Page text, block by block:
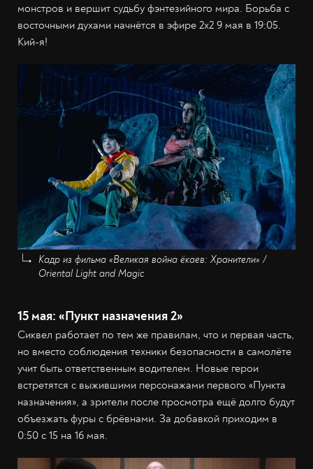
монстров и вершит судьбу фэнтезийного мира. Борьба с
восточными духами начнётся в эфире 2х2 9 мая в 19:05.
Кий-я!
Кадр из фильма «Великая война ёкаев: Хранители» /
Oriental Light and Magic
15 мая: «Пункт назначения 2»
Сиквел работает по тем же правилам, что и первая часть,
но вместо соблюдения техники безопасности в самолёте
учит быть ответственным водителем. Новые герои
встретятся с выжившими персонажами первого «Пункта
назначения», а зрители после просмотра ещё долго будут
объезжать фуры с брёвнами. За добавкой приходим в
0:50 с 15 на 16 мая.